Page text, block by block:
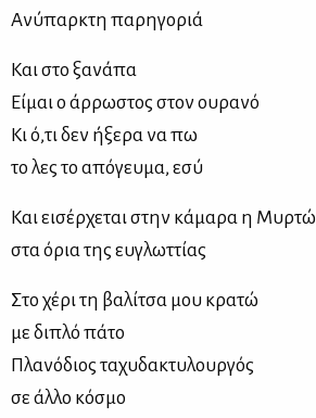
Ανύ­παρ­κτη πα­ρη­γο­ριά
Και στο ξα­νά­πα
Εί­μαι ο άρ­ρω­στος στον ου­ρα­νό
Κι ό,τι δεν ήξε­ρα να πω
το λες το από­γευ­μα, εσύ
Και ει­σέρ­χε­ται στην κά­μα­ρα η Μυρ­τώ
στα όρια της ευ­γλωτ­τί­ας
Στο χέ­ρι τη βα­λί­τσα μου κρα­τώ
με δι­πλό πά­το
Πλα­νό­διος τα­χυ­δα­κτυ­λουρ­γός
σε άλ­λο κό­σμο